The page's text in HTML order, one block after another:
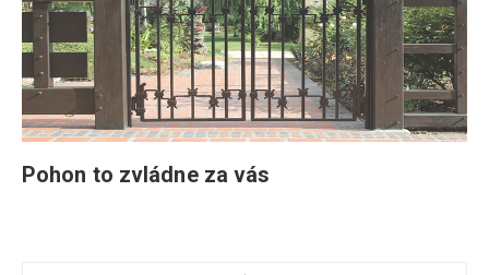
Pohon to zvládne za vás